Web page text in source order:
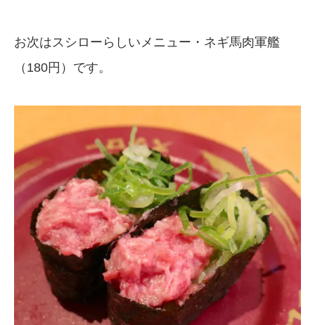
お次はスシローらしいメニュー・ネギ馬肉軍艦
（180円）です。